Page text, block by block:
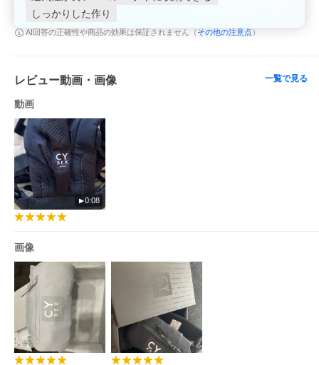
イン ファッション 洗練 こだわり 拘り アーバンモビリティ モール
ス信号 日本人向け 日本仕様 日本人 日本向け 体格 パラレル装着
クロス装着 小柄 小さい 密着 愛情 フィット ゆとり ウエスト60cm
勢 維持 C字姿勢 丸み M字姿勢 股関節 安心設計 夏 夏用 春 秋 冬
オールシーズン 一年中 快適 暑さ対策 ムレ対策 蒸れにくい 日焼け
対策 日除け 帽子 UPF50 ＋ グッズ 汗 熱中症 予防 涼しい 涼感 メ
ッシュ 素材 通気 簡単 装着 出産準備 退院準備 ベビーグッズ 赤ち
ゃんグッズ 便利グッズ 機能性 ランキング 帰省 里帰り 旅行 ゴー
ルデンウィーク 夏休み クリスマス お出かけ 買い物 ショッピング
コンパクト 折りたためる 折りたたみ 畳める ボディバッグ 小さい
ミニサイズ 持ち運び 便利 持ち運べる 携帯 収納 赤ちゃん連れ 子
連れ 持ち物 おすすめ ギフト プレゼント お祝い 出産祝い 誕生日
ラッピング無料 ラッピング 選べる 熨斗対応 のし対応 熨斗 のし
のし記名可 ラッピング選択可 メッセージカード フリーメッセー
ジ メッセージカード無料 メッセージ ドイツ 安心 人気 ブランド
サポートベルト フード フード付き ネックサポート 首 サポート 支
える 日よけ対策 UPF50 モノクロ モノトーン ストリート 遊び心
ー ネイビー 青 紺 青色 紺色 サンダーグレー グレー コージーベー
品 正規販売店 メーカー保証 2年保証 保証付き 送料無料
サイベックス 抱っこ紐 コヤキャリア 新生児 3way おしゃれ 重さ
分散 対面 前向き おんぶ紐 CYBEX COYA CARRIER コヤ 抱っこひ
も 赤ちゃん ベビー 出産祝い プレゼント メッシュ コンパクト 正
規品 2年保証
●送料無料
●代引き手数料 無料
●ギフトサービス 無料
しっかりした作り
AI回答の正確性や商品の効果は保証されません（ その他の注意点 ）
レビュー動画・画像 一覧で見る
動画
0:08
画像